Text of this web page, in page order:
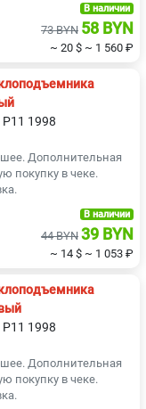
В наличии
73 BYN 58 BYN
~ 20 $ ~ 1 560 ₽
1998
Дополнительная
покупку в чеке.
В наличии
44 BYN 39 BYN
~ 14 $ ~ 1 053 ₽
1998
Дополнительная
покупку в чеке.